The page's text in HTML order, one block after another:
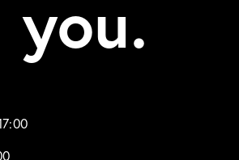
you.